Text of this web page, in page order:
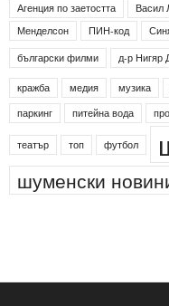
Агенция по заетостта
Васил
Менделсон
ПИН-код
български филми
д-р Нигяр
кражба медия музика
паркинг питейна вода
театър топ футбол
шуменски